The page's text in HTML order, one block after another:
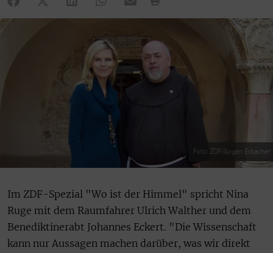
Foto: ZDF/Jürgen Erbacher
Im ZDF-Spezial "Wo ist der Himmel" spricht Nina
Ruge mit dem Raumfahrer Ulrich Walther und dem
Benediktinerabt Johannes Eckert. "Die Wissenschaft
kann nur Aussagen machen darüber, was wir direkt